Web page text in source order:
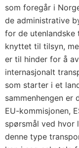
som foregår i
de administrative
for de
knyttet til tilsyn,
er til hinder for å
internasjonalt
som starter i et
sammenhengen
EU-kommisjonen,
spørsmål ved hvor
denne type